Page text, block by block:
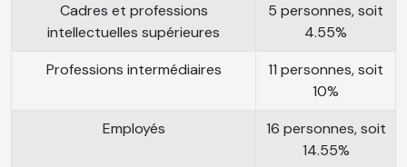
Cadres et professions
intellectuelles supérieures
5 personnes, soit
4.55%
Professions intermédiaires
11 personnes, soit
10%
Employés
16 personnes, soit
14.55%